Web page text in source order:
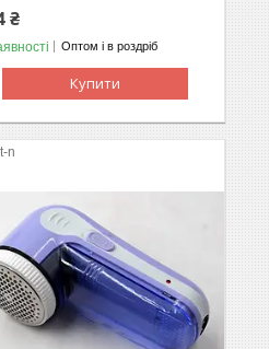
₴
Оптом і в роздріб
Купити
t-n